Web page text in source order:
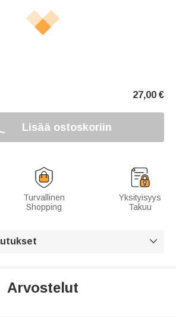
27,00 €
Lisää ostoskoriin
Turvallinen
Shopping
Yksityisyys
Takuu

Arvostelut